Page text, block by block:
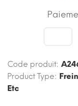
Code produit:
Product Type:
Etc